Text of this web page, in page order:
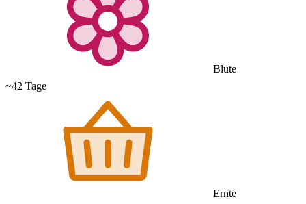
Blüte
~42 Tage
Ernte